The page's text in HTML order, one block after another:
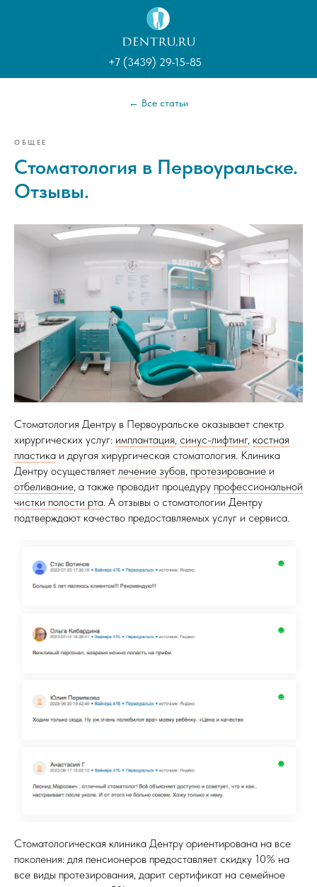
+7 (3439) 29-15-85
← Все статьи
ОБЩЕЕ
Стоматология в Первоуральске.
Отзывы.
Стоматология Дентру в Первоуральске оказывает спектр
хирургических услуг: имплантация, синус-лифтинг, костная
пластика и другая хирургическая стоматология. Клиника
Дентру осуществляет лечение зубов, протезирование и
отбеливание, а также проводит процедуру профессиональной
чистки полости рта. А отзывы о стоматологии Дентру
подтверждают качество предоставляемых услуг и сервиса.
Стоматологическая клиника Дентру ориентирована на все
поколения: для пенсионеров предоставляет скидку 10% на
все виды протезирования, дарит сертификат на семейное